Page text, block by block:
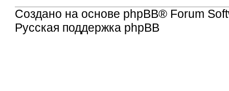
Создано на основе phpBB® Forum
Русская поддержка phpBB